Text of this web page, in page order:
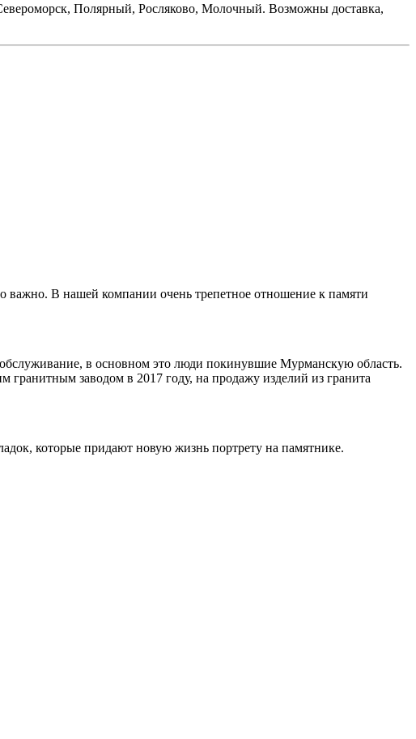
Полярный, Росляково, Молочный. Возможны доставка,
важно. В нашей компании очень трепетное отношение к памяти
в основном это люди покинувшие Мурманскую область.
гранитным заводом в 2017 году, на продажу изделий из гранита
которые придают новую жизнь портрету на памятнике.